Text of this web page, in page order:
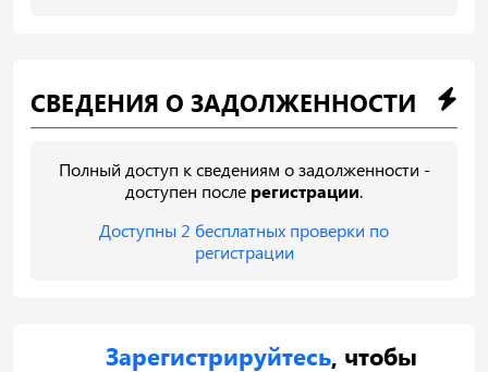
СВЕДЕНИЯ О ЗАДОЛЖЕННОСТИ
Полный доступ к сведениям о задолженности -
доступен после регистрации.
Доступны 2 бесплатных проверки по
регистрации
Зарегистрируйтесь, чтобы